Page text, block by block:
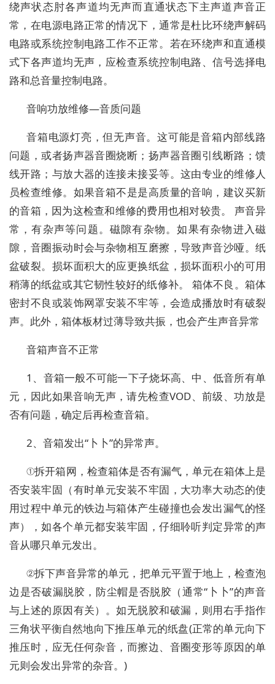
绕声状态肘各声道均无声而直通状态下主声道声音正
常，在电源电路正常的情况下，通常是杜比环绕声解码
电路或系统控制电路工作不正常。若在环绕声和直通模
式下各声道均无声，应检查系统控制电路、信号选择电
路和总音量控制电路。
音响功放维修—音质问题
音箱电源灯亮，但无声音。这可能是音箱内部线路
问题，或者扬声器音圈烧断；扬声器音圈引线断路；馈
线开路；与放大器的连接未接妥等。这由专业的维修人
员检查维修。如果音箱不是是高质量的音响，建议买新
的音箱，因为这检查和维修的费用也相对较贵。 声音异
常，有杂声等问题。磁隙有杂物。如果有杂物进入磁
隙，音圈振动时会与杂物相互磨擦，导致声音沙哑。纸
盆破裂。损坏面积大的应更换纸盆，损坏面积小的可用
稍薄的纸盆或其它韧性较好的纸修补。 箱体不良。箱体
密封不良或装饰网罩安装不牢等，会造成播放时有破裂
声。此外，箱体板材过薄导致共振，也会产生声音异常
音箱声音不正常
1、音箱一般不可能一下子烧坏高、中、低音所有单
元，因此如果音响无声，请先检查VOD、前级、功放是
否有问题，确定后再检查音箱。
2、音箱发出“卜卜”的异常声。
①拆开箱网，检查箱体是否有漏气，单元在箱体上是
否安装牢固（有时单元安装不牢固，大功率大动态的使
用过程中单元的铁边与箱体产生碰撞也会发出漏气的怪
声），如各个单元都安装牢固，仔细聆听判定异常的声
音从哪只单元发出。
②拆下声音异常的单元，把单元平置于地上，检查泡
边是否破漏脱胶，防尘帽是否脱胶（通常“卜卜”的声音
与上述的原因有关）。如无脱胶和破漏，则用右手指作
三角状平衡自然地向下推压单元的纸盘(正常的单元向下
推压时，应无任何杂音，而擦边、音圈变形等原因的单
元则会发出异常的杂音。)